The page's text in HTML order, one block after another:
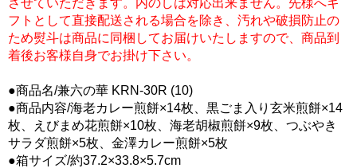
させていただきます。内のしは対応出来ません。先様へギ
フトとして直接配送される場合を除き、汚れや破損防止の
ため熨斗は商品に同梱してお届けいたしますので、商品到
着後お客様自身でお掛け下さい。
●商品名/兼六の華 KRN-30R (10)
●商品内容/海老カレー煎餅×14枚、黒ごま入り玄米煎餅×14
枚、えびまめ花煎餅×10枚、海老胡椒煎餅×9枚、つぶやき
サラダ煎餅×5枚、金澤カレー煎餅×5枚
●箱サイズ/約37.2×33.8×5.7cm